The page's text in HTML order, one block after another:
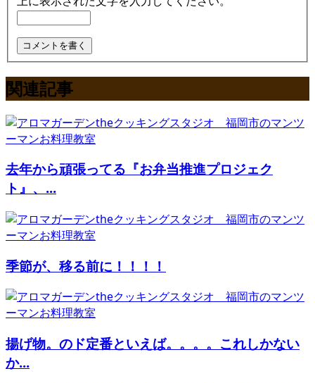
関連記事
去年から頑張ってる『お弁当推進プロジェク
ト』、...
季節が、移る前に！！！！
揚げ物。のド定番といえば。。。。これしかない
か...